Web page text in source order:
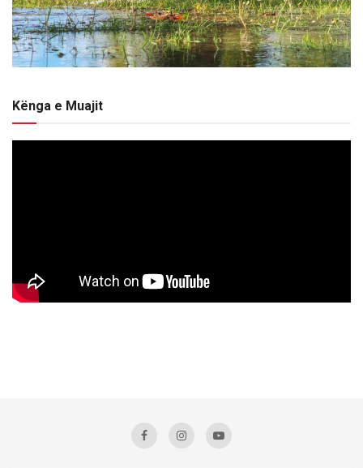
Kënga e Muajit